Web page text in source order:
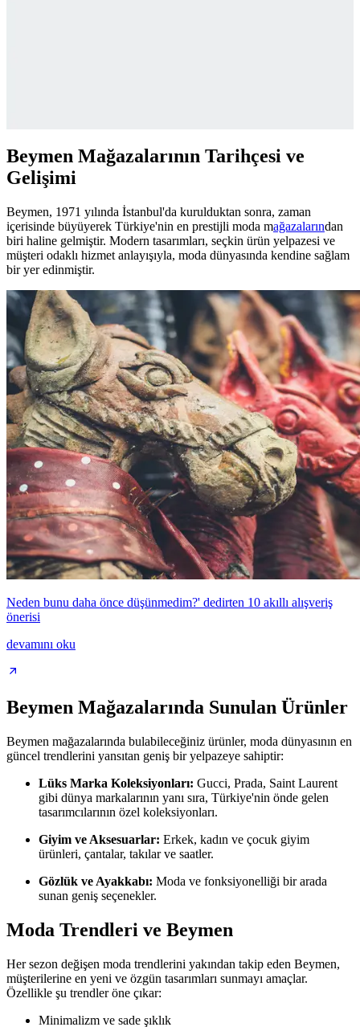
Beymen Mağazalarının Tarihçesi ve
Gelişimi
Beymen, 1971 yılında İstanbul'da kurulduktan sonra, zaman
içerisinde büyüyerek Türkiye'nin en prestijli moda mağazalarından
biri haline gelmiştir. Modern tasarımları, seçkin ürün yelpazesi ve
müşteri odaklı hizmet anlayışıyla, moda dünyasında kendine sağlam
bir yer edinmiştir.
Neden bunu daha önce düşünmedim?' dedirten 10 akıllı alışveriş
önerisi
devamını oku
Beymen Mağazalarında Sunulan Ürünler
Beymen mağazalarında bulabileceğiniz ürünler, moda dünyasının en
güncel trendlerini yansıtan geniş bir yelpazeye sahiptir:
Lüks Marka Koleksiyonları: Gucci, Prada, Saint Laurent
gibi dünya markalarının yanı sıra, Türkiye'nin önde gelen
tasarımcılarının özel koleksiyonları.
Giyim ve Aksesuarlar: Erkek, kadın ve çocuk giyim
ürünleri, çantalar, takılar ve saatler.
Gözlük ve Ayakkabı: Moda ve fonksiyonelliği bir arada
sunan geniş seçenekler.
Moda Trendleri ve Beymen
Her sezon değişen moda trendlerini yakından takip eden Beymen,
müşterilerine en yeni ve özgün tasarımları sunmayı amaçlar.
Özellikle şu trendler öne çıkar:
Minimalizm ve sade şıklık